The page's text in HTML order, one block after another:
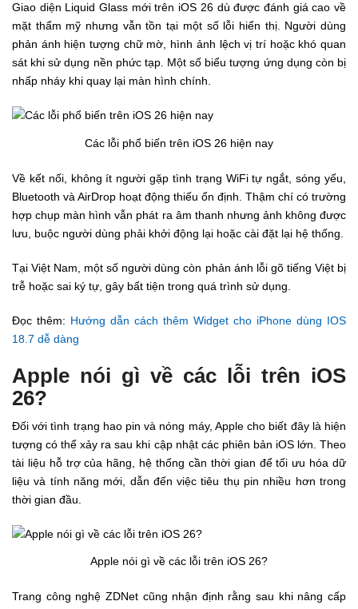
Giao diện Liquid Glass mới trên iOS 26 dù được đánh giá cao về
mặt thẩm mỹ nhưng vẫn tồn tại một số lỗi hiển thị. Người dùng
phản ánh hiện tượng chữ mờ, hình ảnh lệch vị trí hoặc khó quan
sát khi sử dụng nền phức tạp. Một số biểu tượng ứng dụng còn bị
nhấp nháy khi quay lại màn hình chính.
Các lỗi phổ biến trên iOS 26 hiện nay
Về kết nối, không ít người gặp tình trạng WiFi tự ngắt, sóng yếu,
Bluetooth và AirDrop hoạt động thiếu ổn định. Thậm chí có trường
hợp chụp màn hình vẫn phát ra âm thanh nhưng ảnh không được
lưu, buộc người dùng phải khởi động lại hoặc cài đặt lại hệ thống.
Tại Việt Nam, một số người dùng còn phản ánh lỗi gõ tiếng Việt bị
trễ hoặc sai ký tự, gây bất tiện trong quá trình sử dụng.
Đọc thêm: Hướng dẫn cách thêm Widget cho iPhone dùng IOS
18.7 dễ dàng
Apple nói gì về các lỗi trên iOS
26?
Đối với tình trạng hao pin và nóng máy, Apple cho biết đây là hiện
tượng có thể xảy ra sau khi cập nhật các phiên bản iOS lớn. Theo
tài liệu hỗ trợ của hãng, hệ thống cần thời gian để tối ưu hóa dữ
liệu và tính năng mới, dẫn đến việc tiêu thụ pin nhiều hơn trong
thời gian đầu.
Apple nói gì về các lỗi trên iOS 26?
Trang công nghệ ZDNet cũng nhận định rằng sau khi nâng cấp